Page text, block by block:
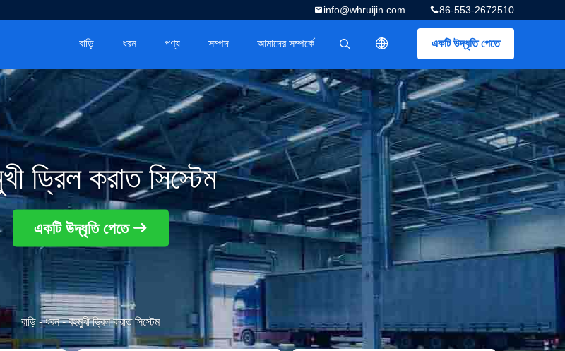
86-553-2672510
info@whruijin.com
একটি উদ্ধৃতি পেতে
描述
বাড়ি ধরন পণ্য সম্পদ আমাদের সম্পর্কে
ড্রিল করাত সিস্টেম
একটি উদ্ধৃতি পেতে
বাড়ি -ধরন-বহুমুখী ড্রিল করাত সিস্টেম